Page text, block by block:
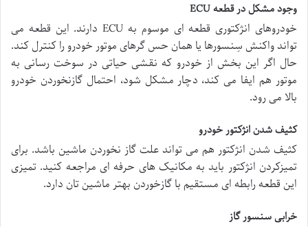
وجود مشکل در قطعه ECU
خودروهای انژکتوری قطعه ای موسوم به ECU دارند. این قطعه می
تواند واکنش سِنسورها یا همان حس گرهای موتور خودرو را کنترل کند.
حال اگر این بخش از خودرو که نقشی حیاتی در سوخت رسانی به
موتور هم ایفا می کند، دچار مشکل شود، احتمال گازنخوردن خودرو
بالا می رود.
کثیف شدن انژکتور خودرو
کثیف شدن انژکتور هم می تواند علت گاز نخوردن ماشین باشد. برای
تمیزکردن انژکتور باید به مکانیک های حرفه ای مراجعه کنید. تمیزی
این قطعه رابطه ای مستقیم با گازخوردن بهتر ماشین تان دارد.
خرابی سنسور گاز